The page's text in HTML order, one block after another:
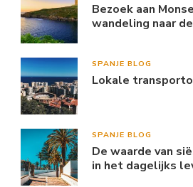
Bezoek aan
wandeling naar
SPANJE BLOG
Lokale
SPANJE BLOG
De waarde van
in het dagelijks